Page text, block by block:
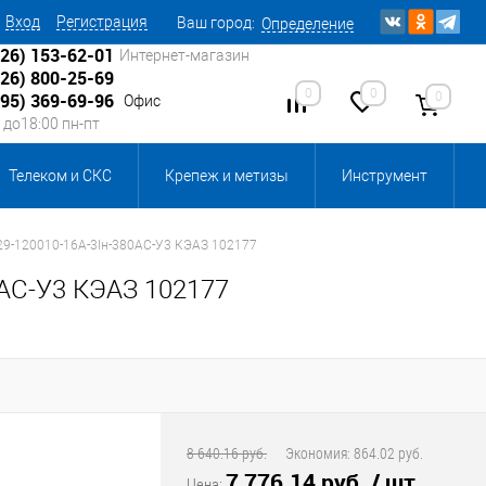
Вход Регистрация Ваш город: Определение
153-62-01 Интернет-магазин
800-25-69
369-69-96 Офис
до18:00 пн-пт
0 0 0
Телеком и СКС Крепеж и метизы Инструмент
Источники питания Кабеленесущие системы
120010-16А-3Iн-380AC-У3 КЭАЗ 102177
У3 КЭАЗ 102177
8 640.16 руб. Экономия: 864.02 руб.